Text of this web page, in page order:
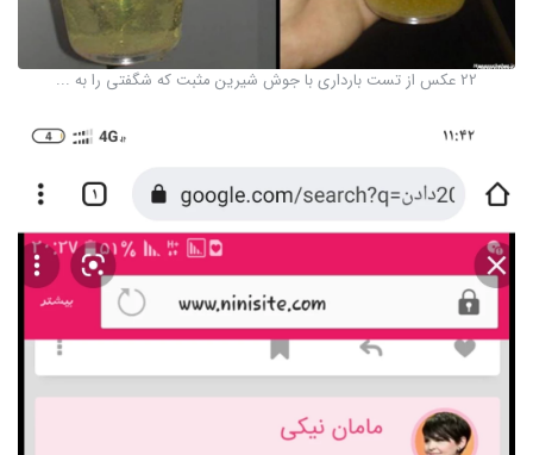
22 عکس از تست بارداری با جوش شیرین مثبت که شگفتی را به ...